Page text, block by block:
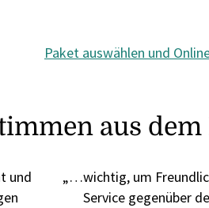
Paket auswählen und
aus dem
und
„…wichtig, um
Service gegenüber